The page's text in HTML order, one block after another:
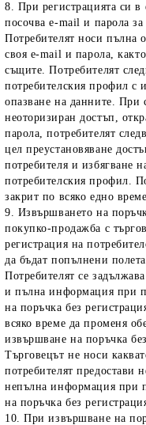
8. При регистрацията си в
посочва е-mail и парола
Потребителят носи пълна
своя e-mail и парола,
същите. Потребителят
потребителския профил с
опазване на данните. При
неоторизиран достъп,
парола, потребителят
цел преустановяване
потребителя и избягване
потребителския профил.
закрит по всяко едно
9. Извършването на
покупко-продажба с
регистрация на
да бъдат попълнени
Потребителят се
и пълна информация при
на поръчка без
всяко време да променя
извършване на поръчка
Търговецът не носи
потребителят предостави
непълна информация при
на поръчка без
10. При извършване на